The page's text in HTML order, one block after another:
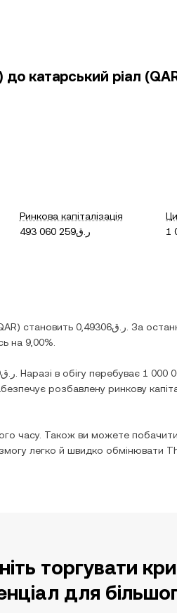
катарський ріал
Ринкова капіталізація
ر.ق493 060 259
1
) становить ر.ق0,49306 . За
на 9,00%
ر.ق320,69 . Наразі в обігу перебуває 1 000
розбавлену ринкову
часу. Також ви можете побачити
легко й швидко обмінювати
торгувати
для